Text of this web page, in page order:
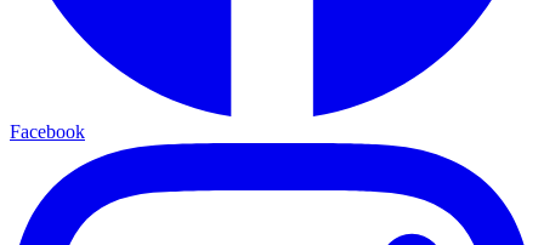
Facebook